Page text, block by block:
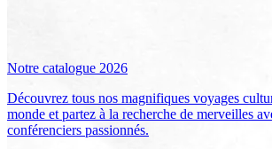
Notre catalogue 2026
Découvrez tous nos magnifiques voyages
monde et partez à la recherche de merveilles
conférenciers passionnés.